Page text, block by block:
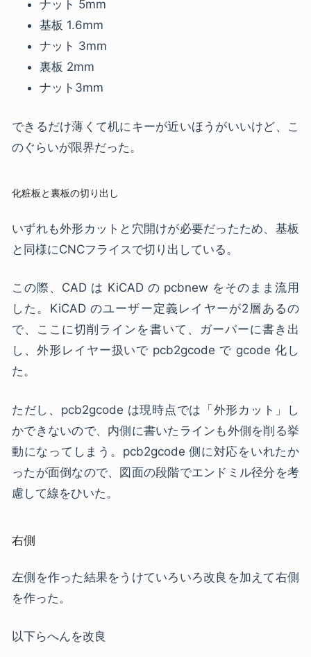
ナット 5mm
基板 1.6mm
ナット 3mm
裏板 2mm
ナット3mm
できるだけ薄くて机にキーが近いほうがいいけど、こ
のぐらいが限界だった。
化粧板と裏板の切り出し
いずれも外形カットと穴開けが必要だったため、基板
と同様にCNCフライスで切り出している。
この際、CAD は KiCAD の pcbnew をそのまま流用
した。KiCAD のユーザー定義レイヤーが2層あるの
で、ここに切削ラインを書いて、ガーバーに書き出
し、外形レイヤー扱いで pcb2gcode で gcode 化し
た。
ただし、pcb2gcode は現時点では「外形カット」し
かできないので、内側に書いたラインも外側を削る挙
動になってしまう。pcb2gcode 側に対応をいれたか
ったが面倒なので、図面の段階でエンドミル径分を考
慮して線をひいた。
右側
左側を作った結果をうけていろいろ改良を加えて右側
を作った。
以下らへんを改良